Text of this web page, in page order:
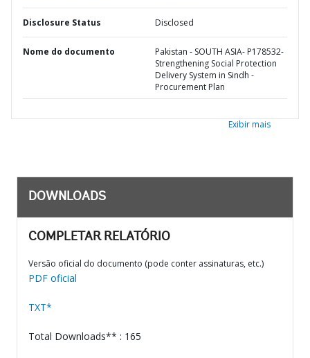
Disclosure Status Disclosed
Nome do documento
Pakistan - SOUTH ASIA- P178532-
Strengthening Social Protection
Delivery System in Sindh -
Procurement Plan
Exibir mais
DOWNLOADS
COMPLETAR RELATÓRIO
Versão oficial do documento (pode conter assinaturas, etc.)
PDF oficial
TXT*
Total Downloads** : 165